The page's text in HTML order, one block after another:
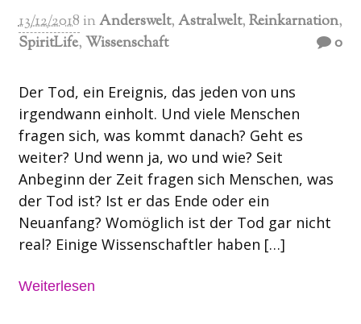
13/12/2018 inAnderswelt,Astralwelt,Reinkarnation,
SpiritLife, Wissenschaft 0
Der Tod, ein Ereignis, das jeden von uns
irgendwann einholt. Und viele Menschen
fragen sich, was kommt danach? Geht es
weiter? Und wenn ja, wo und wie? Seit
Anbeginn der Zeit fragen sich Menschen, was
der Tod ist? Ist er das Ende oder ein
Neuanfang? Womöglich ist der Tod gar nicht
real? Einige Wissenschaftler haben […]
Weiterlesen